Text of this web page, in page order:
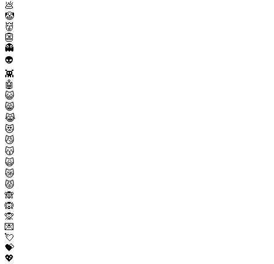
💩
🤡
👹
👺
👻
👽
👾
🤖
😺
😸
😹
😻
😼
😽
🙀
😿
😾
🙈
🙉
🙊
💌
💘
💝
💖